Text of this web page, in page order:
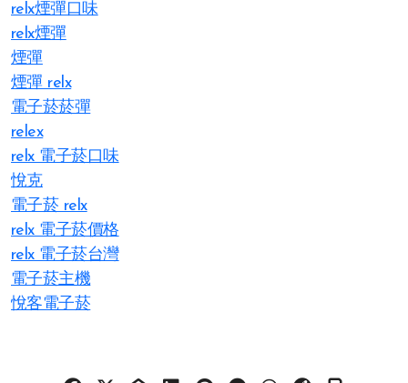
relx煙彈口味
relx煙彈
煙彈
煙彈 relx
電子菸菸彈
relex
relx 電子菸口味
悅克
電子菸 relx
relx 電子菸價格
relx 電子菸台灣
電子菸主機
悅客電子菸